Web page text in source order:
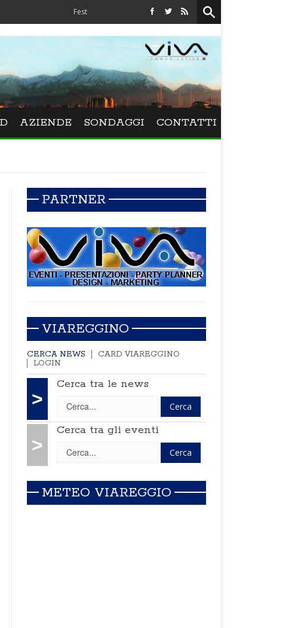
Festival La Versiliana - La direttrice lucchese Beatrice Venezi torna alla Versiliana
AZIENDE SONDAGGI CONTATTI
PARTNER
VIAREGGINO
CERCA NEWS
CARD VIAREGGINO
LOGIN
>
Cerca tra le news
>
Cerca tra gli eventi
METEO VIAREGGIO